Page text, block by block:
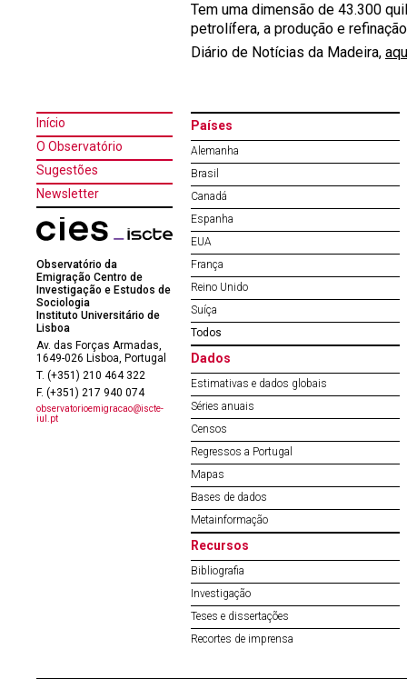
Tem uma dimensão de 43.300
petrolífera, a produção e
Diário de Notícias da Madeira,
Início
O Observatório
Sugestões
Newsletter
Observatório da
Emigração Centro de
Investigação e Estudos de
Sociologia
Instituto Universitário de
Lisboa
Av. das Forças Armadas,
1649-026 Lisboa, Portugal
T. (+351) 210 464 322
F. (+351) 217 940 074
observatorioemigracao@iscte-
iul.pt
Países
Alemanha
Brasil
Canadá
Espanha
EUA
França
Reino Unido
Suíça
Todos
Dados
Estimativas e dados globais
Séries anuais
Censos
Regressos a Portugal
Mapas
Bases de dados
Metainformação
Recursos
Bibliografia
Investigação
Teses e dissertações
Recortes de imprensa